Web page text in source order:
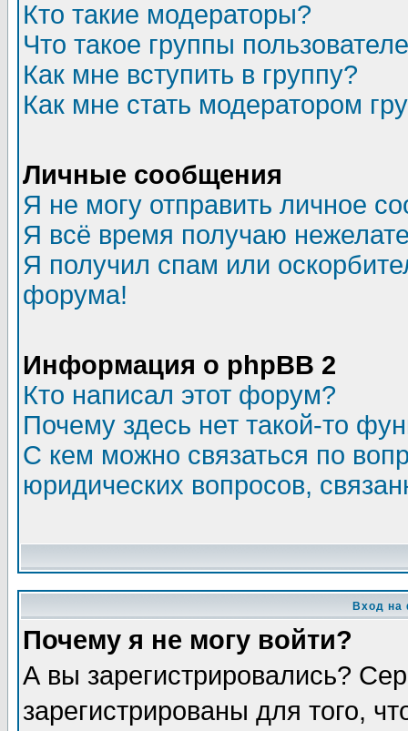
Кто такие модераторы?
Что такое группы
Как мне вступить в группу?
Как мне стать модератором
Личные сообщения
Я не могу отправить личное
Я всё время получаю
Я получил спам или
форума!
Информация о phpBB 2
Кто написал этот форум?
Почему здесь нет такой-то
С кем можно связаться по
юридических вопросов,
Вход на
Почему я не могу войти?
А вы зарегистрировались?
зарегистрированы для того,